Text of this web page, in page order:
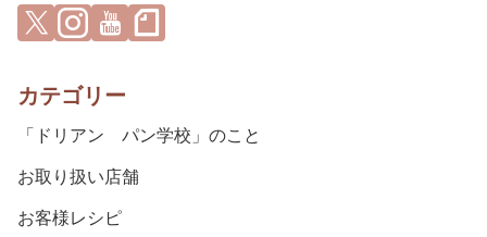
カテゴリー
「ドリアン パン学校」のこと
お取り扱い店舗
お客様レシピ